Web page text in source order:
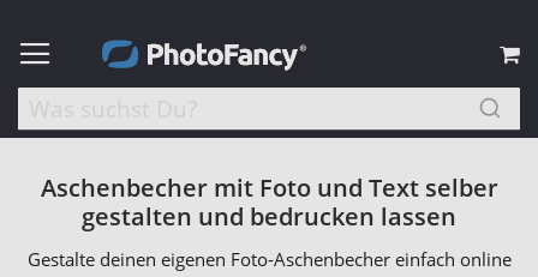
Aschenbecher mit Foto und Text selber
gestalten und bedrucken lassen
Gestalte deinen eigenen Foto-Aschenbecher einfach online